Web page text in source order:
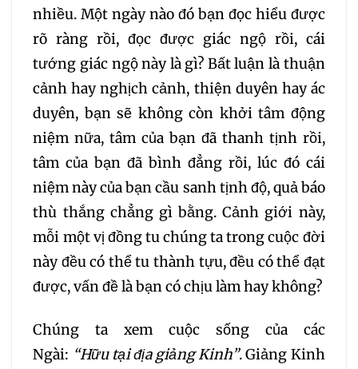
nhiều. Một ngày nào đó bạn đọc hiểu được
rõ ràng rồi, đọc được giác ngộ rồi, cái
tướng giác ngộ này là gì? Bất luận là thuận
cảnh hay nghịch cảnh, thiện duyên hay ác
duyên, bạn sẽ không còn khởi tâm động
niệm nữa, tâm của bạn đã thanh tịnh rồi,
tâm của bạn đã bình đẳng rồi, lúc đó cái
niệm này của bạn cầu sanh tịnh độ, quả báo
thù thắng chẳng gì bằng. Cảnh giới này,
mỗi một vị đồng tu chúng ta trong cuộc đời
này đều có thể tu thành tựu, đều có thể đạt
được, vấn đề là bạn có chịu làm hay không?
Chúng ta xem cuộc sống của các
Ngài: “Hữu tại địa giảng Kinh”. Giảng Kinh